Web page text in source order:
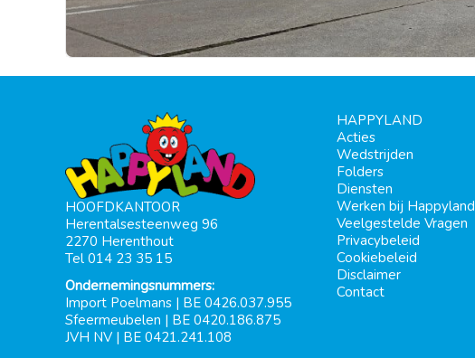
HOOFDKANTOOR
Herentalsesteenweg 96
2270 Herenthout
Tel 014 23 35 15
Ondernemingsnummers:
Import Poelmans | BE 0426.037.955
Sfeermeubelen | BE 0420.186.875
JVH NV | BE 0421.241.108
HAPPYLAND
Acties
Wedstrijden
Folders
Diensten
Werken bij Happyland
Veelgestelde Vragen
Privacybeleid
Cookiebeleid
Disclaimer
Contact